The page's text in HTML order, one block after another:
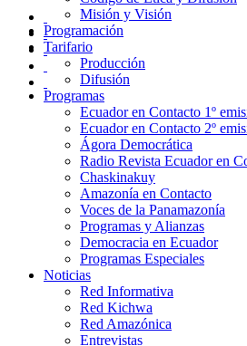
Misión y Visión
Programación
Tarifario
Producción
Difusión
Programas
Ecuador en Contacto 1º
Ecuador en Contacto 2º
Ágora Democrática
Radio Revista Ecuador en
Chaskinakuy
Amazonía en Contacto
Voces de la Panamazonía
Programas y Alianzas
Democracia en Ecuador
Programas Especiales
Noticias
Red Informativa
Red Kichwa
Red Amazónica
Entrevistas